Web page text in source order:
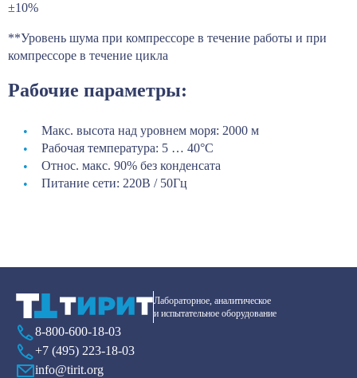
±10%
**Уровень шума при компрессоре в течение работы и при
компрессоре в течение цикла
Рабочие параметры:
Макс. высота над уровнем моря: 2000 м
Рабочая температура: 5 … 40°С
Относ. макс. 90% без конденсата
Питание сети: 220В / 50Гц
Лабораторное, аналитическое
и испытательное оборудование
8-800-600-18-03
+7 (495) 223-18-03
info@tirit.org